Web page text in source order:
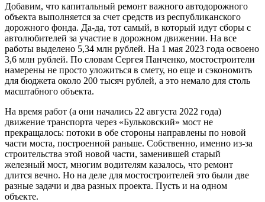
Добавим, что капитальный ремонт важного автодорожного
объекта выполняется за счет средств из республиканского
дорожного фонда. Да-да, тот самый, в который идут сборы с
автолюбителей за участие в дорожном движении. На все
работы выделено 5,34 млн рублей. На 1 мая 2023 года освоено
3,6 млн рублей. По словам Сергея Панченко, мостостроители
намерены не просто уложиться в смету, но еще и сэкономить
для бюджета около 200 тысяч рублей, а это немало для столь
масштабного объекта.
На время работ (а они начались 22 августа 2022 года)
движение транспорта через «Бульковский» мост не
прекращалось: потоки в обе стороны направлены по новой
части моста, построенной раньше. Собственно, именно из-за
строительства этой новой части, заменившей старый
железный мост, многим водителям казалось, что ремонт
длится вечно. Но на деле для мостостроителей это были две
разные задачи и два разных проекта. Пусть и на одном
объекте.